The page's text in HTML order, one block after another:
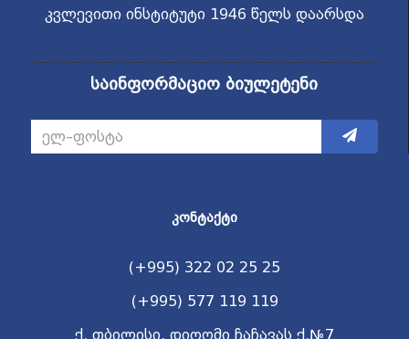
კვლევითი ინსტიტუტი 1946 წელს დაარსდა
საინფორმაციო ბიულეტენი
ᲙᲝᲜᲢᲐᲥᲢᲘ
(+995) 322 02 25 25
(+995) 577 119 119
ქ. თბილისი, დიღომი ჩაჩავას ქ.№7